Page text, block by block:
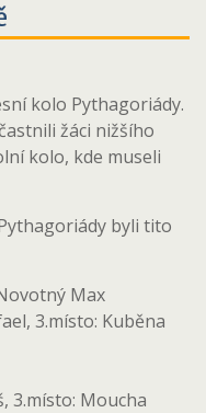
kolo Pythagoriády.
žáci nižšího
kolo, kde museli
byli tito
Max
3.místo: Kuběna
3.místo: Moucha